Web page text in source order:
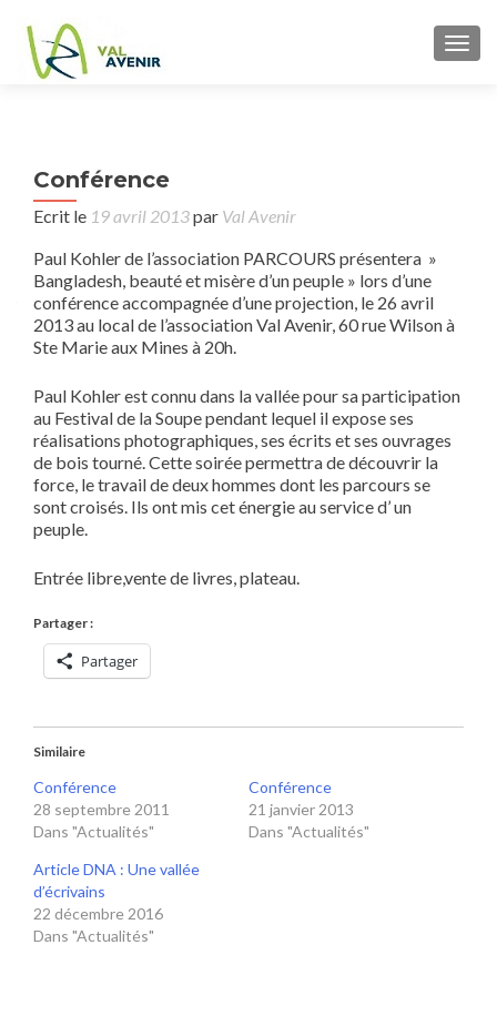
Conférence
Ecrit le 19 avril 2013par Val Avenir
Paul Kohler de l’association PARCOURS présentera »
Bangladesh, beauté et misère d’un peuple » lors d’une
conférence accompagnée d’une projection, le 26 avril
2013 au local de l’association Val Avenir, 60 rue Wilson à
Ste Marie aux Mines à 20h.
Paul Kohler est connu dans la vallée pour sa participation
au Festival de la Soupe pendant lequel il expose ses
réalisations photographiques, ses écrits et ses ouvrages
de bois tourné. Cette soirée permettra de découvrir la
force, le travail de deux hommes dont les parcours se
sont croisés. Ils ont mis cet énergie au service d’ un
peuple.
Entrée libre,vente de livres, plateau.
Partager :
Partager
Similaire
Conférence
28 septembre 2011
Dans "Actualités"
Conférence
21 janvier 2013
Dans "Actualités"
Article DNA : Une vallée
d’écrivains
22 décembre 2016
Dans "Actualités"